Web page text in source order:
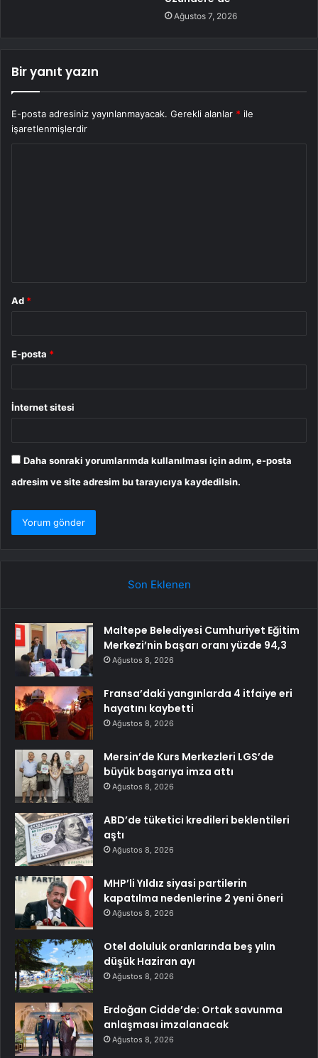
Ağustos 7, 2026
Bir yanıt yazın
E-posta adresiniz yayınlanmayacak. Gerekli alanlar * ile
işaretlenmişlerdir
Ad *
E-posta *
İnternet sitesi
Daha sonraki yorumlarımda kullanılması için adım, e-posta
adresim ve site adresim bu tarayıcıya kaydedilsin.
Son Eklenen
Maltepe Belediyesi Cumhuriyet Eğitim
Merkezi’nin başarı oranı yüzde 94,3
Ağustos 8, 2026
Fransa’daki yangınlarda 4 itfaiye eri
hayatını kaybetti
Ağustos 8, 2026
Mersin’de Kurs Merkezleri LGS’de
büyük başarıya imza attı
Ağustos 8, 2026
ABD’de tüketici kredileri beklentileri
aştı
Ağustos 8, 2026
MHP’li Yıldız siyasi partilerin
kapatılma nedenlerine 2 yeni öneri
Ağustos 8, 2026
Otel doluluk oranlarında beş yılın
düşük Haziran ayı
Ağustos 8, 2026
Erdoğan Cidde’de: Ortak savunma
anlaşması imzalanacak
Ağustos 8, 2026